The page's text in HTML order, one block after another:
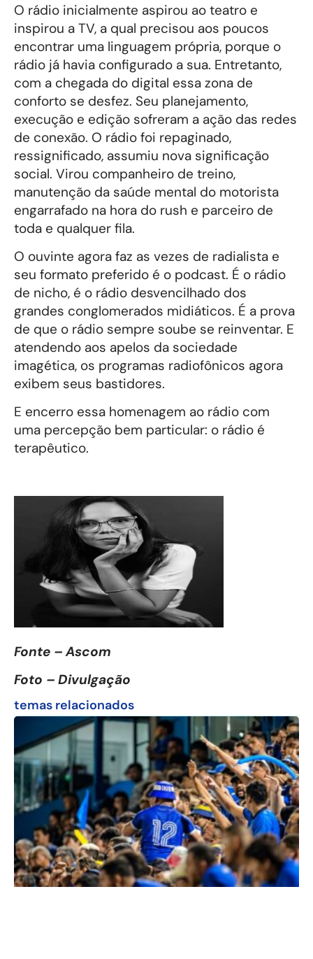
O rádio inicialmente aspirou ao teatro e
inspirou a TV, a qual precisou aos poucos
encontrar uma linguagem própria, porque o
rádio já havia configurado a sua. Entretanto,
com a chegada do digital essa zona de
conforto se desfez. Seu planejamento,
execução e edição sofreram a ação das redes
de conexão. O rádio foi repaginado,
ressignificado, assumiu nova significação
social. Virou companheiro de treino,
manutenção da saúde mental do motorista
engarrafado na hora do rush e parceiro de
toda e qualquer fila.
O ouvinte agora faz as vezes de radialista e
seu formato preferido é o podcast. É o rádio
de nicho, é o rádio desvencilhado dos
grandes conglomerados midiáticos. É a prova
de que o rádio sempre soube se reinventar. E
atendendo aos apelos da sociedade
imagética, os programas radiofônicos agora
exibem seus bastidores.
E encerro essa homenagem ao rádio com
uma percepção bem particular: o rádio é
terapêutico.
Fonte – Ascom
Foto – Divulgação
temas relacionados